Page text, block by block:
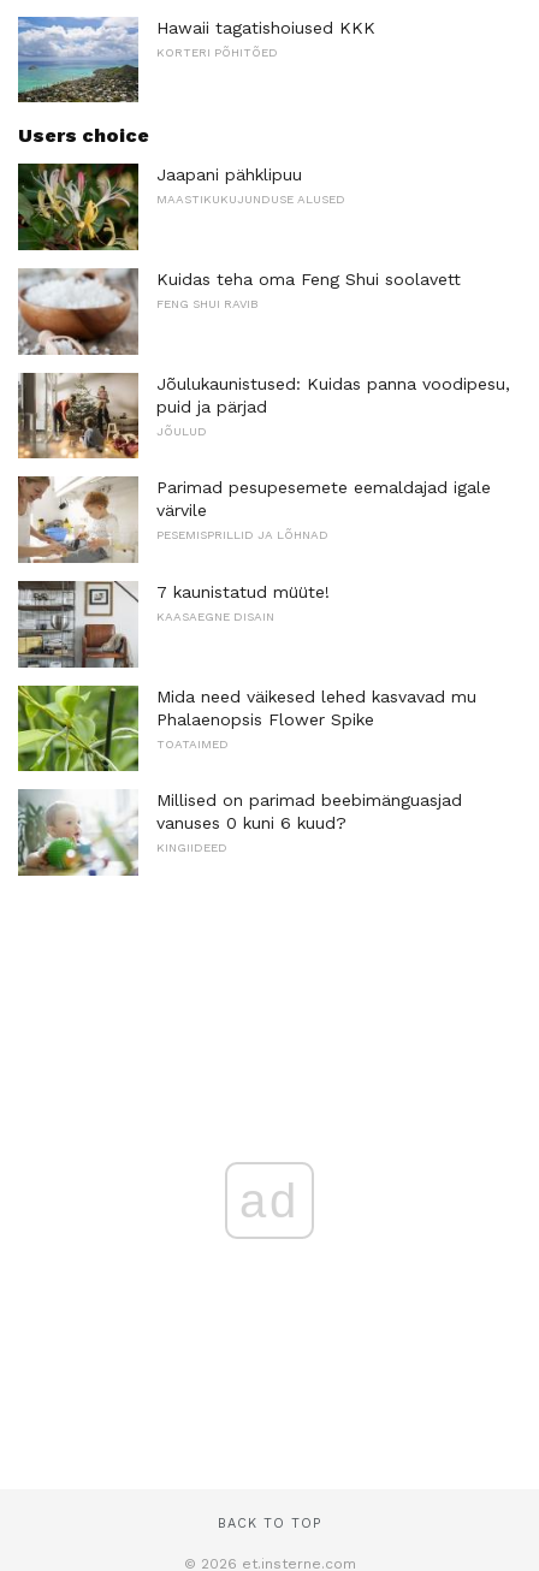
Hawaii tagatishoiused KKK
KORTERI PÕHITÕED
Users choice
Jaapani pähklipuu
MAASTIKUKUJUNDUSE ALUSED
Kuidas teha oma Feng Shui soolavett
FENG SHUI RAVIB
Jõulukaunistused: Kuidas panna voodipesu,
puid ja pärjad
JÕULUD
Parimad pesupesemete eemaldajad igale
värvile
PESEMISPRILLID JA LÕHNAD
7 kaunistatud müüte!
KAASAEGNE DISAIN
Mida need väikesed lehed kasvavad mu
Phalaenopsis Flower Spike
TOATAIMED
Millised on parimad beebimänguasjad
vanuses 0 kuni 6 kuud?
KINGIIDEED
ad
BACK TO TOP
© 2026 et.insterne.com